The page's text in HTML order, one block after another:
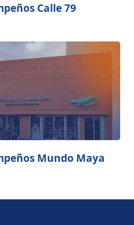
Calle 79
Mundo Maya